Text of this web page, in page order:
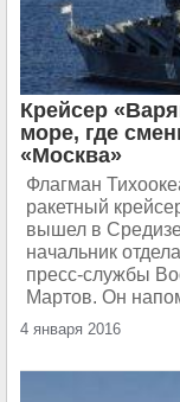
Крейсер
море, где
«Москва»
Флагман
ракетный
вышел в
начальник
пресс-службы
Мартов. Он
4 января 2016